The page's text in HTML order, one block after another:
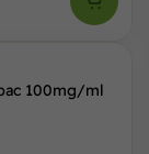
100mg/ml